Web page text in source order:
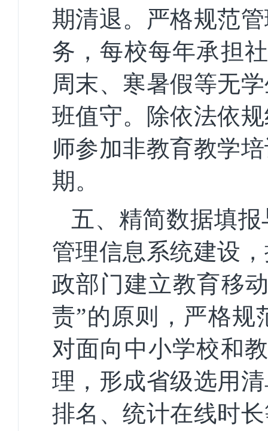
期清退。严格规范
务，每校每年承担
周末、寒暑假等无
班值守。除依法依
师参加非教育教学
期。
五、精简数据填
管理信息系统建设
政部门建立教育移
责”的原则，严格规
对面向中小学校和
理，形成省级选用
排名、统计在线时